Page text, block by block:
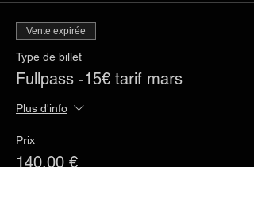
Vente expirée
Type de billet
Fullpass -15€ tarif mars
Plus d'info
Prix
140,00 €